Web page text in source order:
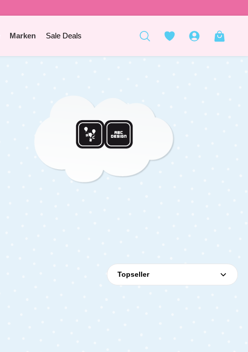
Marken Sale Deals